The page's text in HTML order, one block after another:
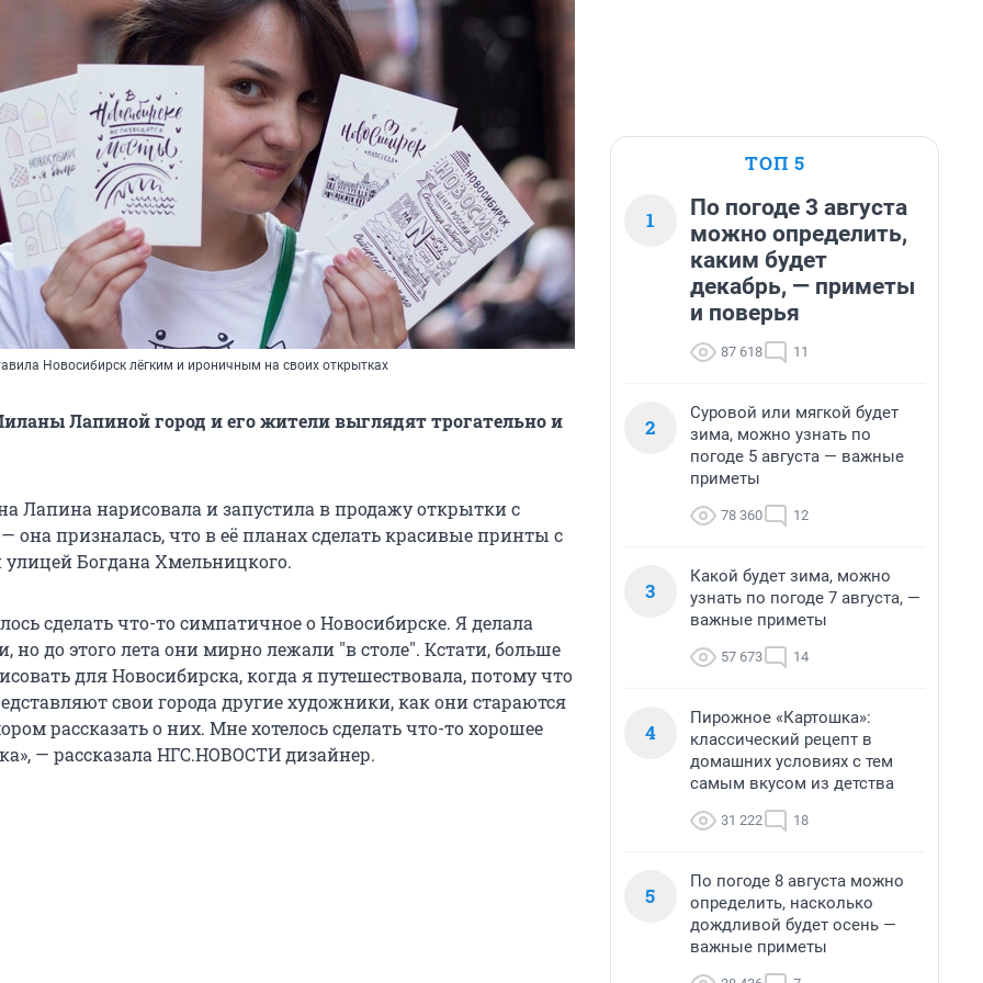
Новосибирск лёгким и ироничным на своих открытках
Лапиной город и его жители выглядят трогательно и
Лапина нарисовала и запустила в продажу открытки с
она призналась, что в её планах сделать красивые принты с
Богдана Хмельницкого.
сделать что-то симпатичное о Новосибирске. Я делала
но до этого лета они мирно лежали "в столе". Кстати, больше
для Новосибирска, когда я путешествовала, потому что
свои города другие художники, как они стараются
рассказать о них. Мне хотелось сделать что-то хорошее
— рассказала НГС.НОВОСТИ дизайнер.
ТОП 5
1
По погоде 3 августа
можно определить,
каким будет
декабрь, — приметы
и поверья
87 618 11
2
Суровой или мягкой будет
зима, можно узнать по
погоде 5 августа — важные
приметы
78 360 12
3
Какой будет зима, можно
узнать по погоде 7 августа, —
важные приметы
57 673 14
4
Пирожное «Картошка»:
классический рецепт в
домашних условиях с тем
самым вкусом из детства
31 222 18
5
По погоде 8 августа можно
определить, насколько
дождливой будет осень —
важные приметы